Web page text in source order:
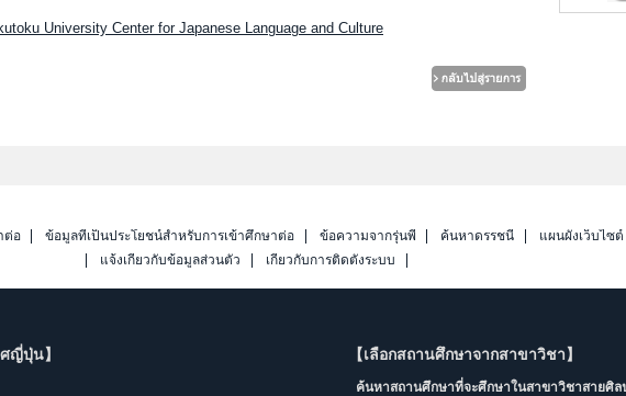
University Center for Japanese Language and Culture
ต่อ ข้อมูลที่เป็นประโยชน์สำหรับการเข้าศึกษาต่อ ข้อความจากรุ่นพี่ ค้นหาดรรชนี แผนผังเว็บไซต์
แจ้งเกี่ยวกับข้อมูลส่วนตัว
เกี่ยวกับการติดตั้งระบบ
ญี่ปุ่น】 【เลือกสถานศึกษาจากสาขาวิชา】
ค้นหาสถานศึกษาที่จะศึกษาในสาขาวิชาสายศิล